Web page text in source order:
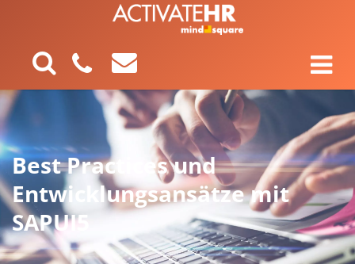
Best Practices und
Entwicklungsansätze mit
SAPUI5